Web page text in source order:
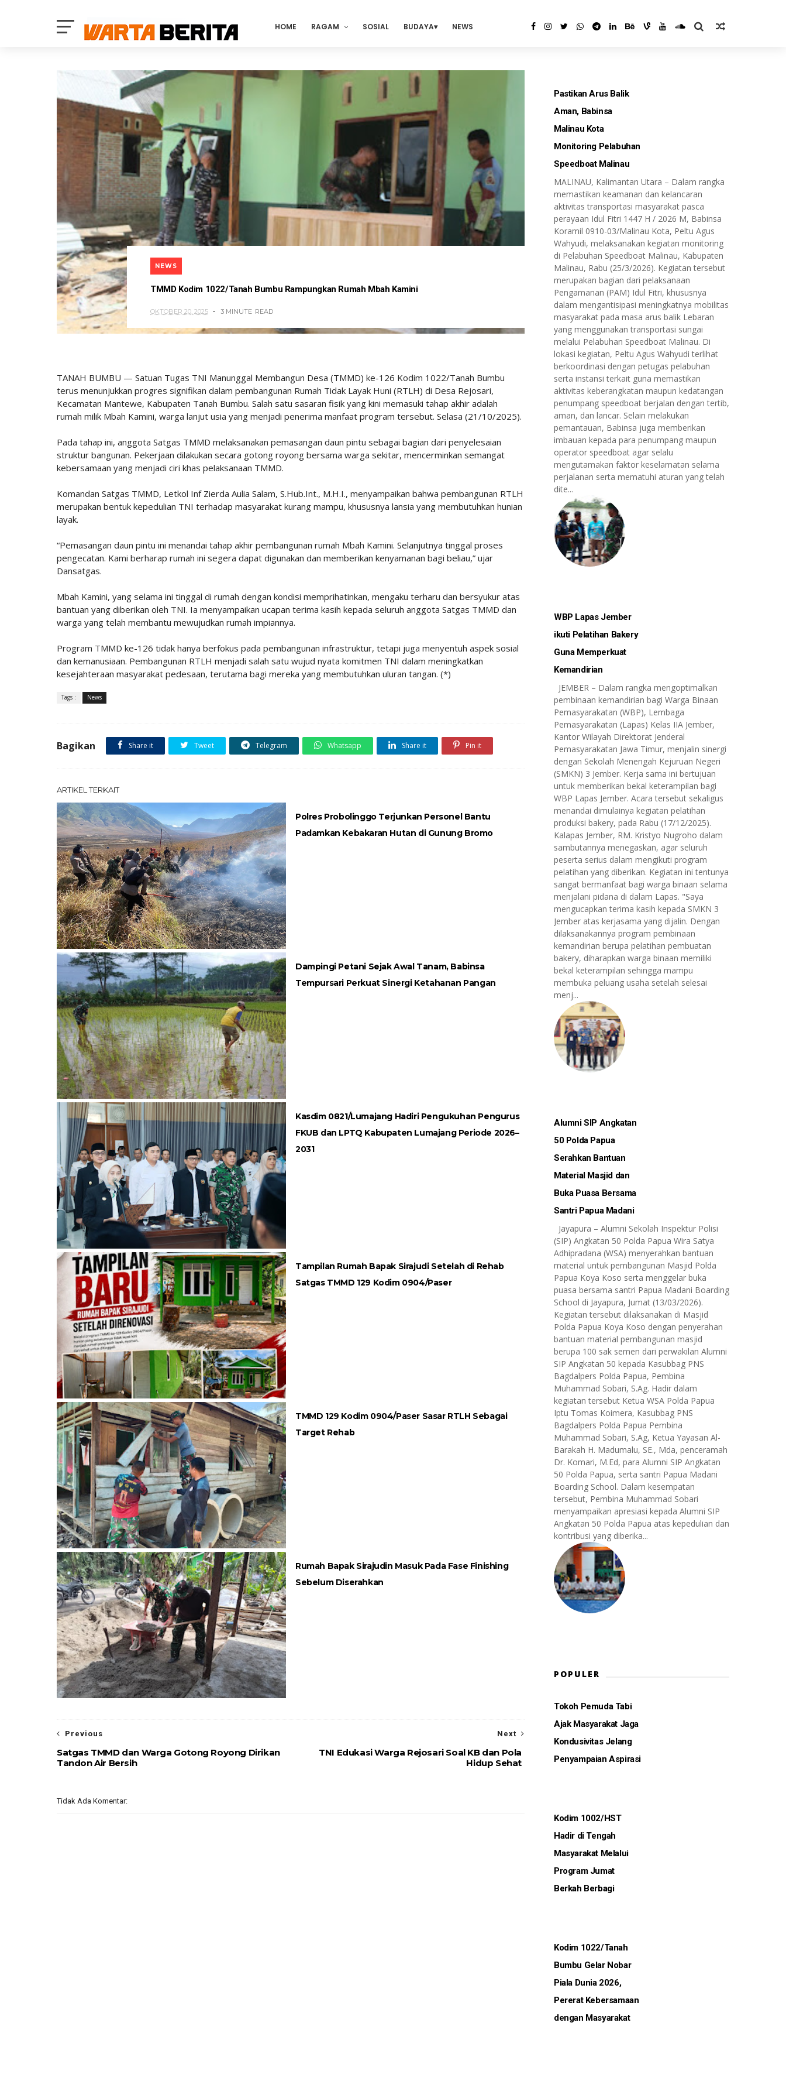
HOME RAGAM SOSIAL BUDAYA NEWS
NEWS
TMMD Kodim 1022/Tanah Bumbu Rampungkan Rumah Mbah Kamini
OKTOBER 20, 2025 3 MINUTE READ
TANAH BUMBU — Satuan Tugas TNI Manunggal Membangun Desa (TMMD) ke-126 Kodim 1022/Tanah Bumbu
terus menunjukkan progres signifikan dalam pembangunan Rumah Tidak Layak Huni (RTLH) di Desa Rejosari,
Kecamatan Mantewe, Kabupaten Tanah Bumbu. Salah satu sasaran fisik yang kini memasuki tahap akhir adalah
rumah milik Mbah Kamini, warga lanjut usia yang menjadi penerima manfaat program tersebut. Selasa (21/10/2025).
Pada tahap ini, anggota Satgas TMMD melaksanakan pemasangan daun pintu sebagai bagian dari penyelesaian
struktur bangunan. Pekerjaan dilakukan secara gotong royong bersama warga sekitar, mencerminkan semangat
kebersamaan yang menjadi ciri khas pelaksanaan TMMD.
Komandan Satgas TMMD, Letkol Inf Zierda Aulia Salam, S.Hub.Int., M.H.I., menyampaikan bahwa pembangunan RTLH
merupakan bentuk kepedulian TNI terhadap masyarakat kurang mampu, khususnya lansia yang membutuhkan hunian
layak.
“Pemasangan daun pintu ini menandai tahap akhir pembangunan rumah Mbah Kamini. Selanjutnya tinggal proses
pengecatan. Kami berharap rumah ini segera dapat digunakan dan memberikan kenyamanan bagi beliau,” ujar
Dansatgas.
Mbah Kamini, yang selama ini tinggal di rumah dengan kondisi memprihatinkan, mengaku terharu dan bersyukur atas
bantuan yang diberikan oleh TNI. Ia menyampaikan ucapan terima kasih kepada seluruh anggota Satgas TMMD dan
warga yang telah membantu mewujudkan rumah impiannya.
Program TMMD ke-126 tidak hanya berfokus pada pembangunan infrastruktur, tetapi juga menyentuh aspek sosial
dan kemanusiaan. Pembangunan RTLH menjadi salah satu wujud nyata komitmen TNI dalam meningkatkan
kesejahteraan masyarakat pedesaan, terutama bagi mereka yang membutuhkan uluran tangan. (*)
Tags : News
Bagikan Share it Tweet Telegram Whatsapp Share it Pin it
ARTIKEL TERKAIT
Polres Probolinggo Terjunkan Personel Bantu
Padamkan Kebakaran Hutan di Gunung Bromo
Dampingi Petani Sejak Awal Tanam, Babinsa
Tempursari Perkuat Sinergi Ketahanan Pangan
Kasdim 0821/Lumajang Hadiri Pengukuhan Pengurus
FKUB dan LPTQ Kabupaten Lumajang Periode 2026–
2031
Tampilan Rumah Bapak Sirajudi Setelah di Rehab
Satgas TMMD 129 Kodim 0904/Paser
TMMD 129 Kodim 0904/Paser Sasar RTLH Sebagai
Target Rehab
Rumah Bapak Sirajudin Masuk Pada Fase Finishing
Sebelum Diserahkan
Next
TNI Edukasi Warga Rejosari Soal KB dan Pola
Hidup Sehat
Previous
Satgas TMMD dan Warga Gotong Royong Dirikan
Tandon Air Bersih
Tidak Ada Komentar:
Pastikan Arus Balik
Aman, Babinsa
Malinau Kota
Monitoring Pelabuhan
Speedboat Malinau
MALINAU, Kalimantan Utara – Dalam rangka
memastikan keamanan dan kelancaran
aktivitas transportasi masyarakat pasca
perayaan Idul Fitri 1447 H / 2026 M, Babinsa
Koramil 0910-03/Malinau Kota, Peltu Agus
Wahyudi, melaksanakan kegiatan monitoring
di Pelabuhan Speedboat Malinau, Kabupaten
Malinau, Rabu (25/3/2026). Kegiatan tersebut
merupakan bagian dari pelaksanaan
Pengamanan (PAM) Idul Fitri, khususnya
dalam mengantisipasi meningkatnya mobilitas
masyarakat pada masa arus balik Lebaran
yang menggunakan transportasi sungai
melalui Pelabuhan Speedboat Malinau. Di
lokasi kegiatan, Peltu Agus Wahyudi terlihat
berkoordinasi dengan petugas pelabuhan
serta instansi terkait guna memastikan
aktivitas keberangkatan maupun kedatangan
penumpang speedboat berjalan dengan tertib,
aman, dan lancar. Selain melakukan
pemantauan, Babinsa juga memberikan
imbauan kepada para penumpang maupun
operator speedboat agar selalu
mengutamakan faktor keselamatan selama
perjalanan serta mematuhi aturan yang telah
dite...
WBP Lapas Jember
ikuti Pelatihan Bakery
Guna Memperkuat
Kemandirian
JEMBER – Dalam rangka mengoptimalkan
pembinaan kemandirian bagi Warga Binaan
Pemasyarakatan (WBP), Lembaga
Pemasyarakatan (Lapas) Kelas IIA Jember,
Kantor Wilayah Direktorat Jenderal
Pemasyarakatan Jawa Timur, menjalin sinergi
dengan Sekolah Menengah Kejuruan Negeri
(SMKN) 3 Jember. Kerja sama ini bertujuan
untuk memberikan bekal keterampilan bagi
WBP Lapas Jember. Acara tersebut sekaligus
menandai dimulainya kegiatan pelatihan
produksi bakery, pada Rabu (17/12/2025).
Kalapas Jember, RM. Kristyo Nugroho dalam
sambutannya menegaskan, agar seluruh
peserta serius dalam mengikuti program
pelatihan yang diberikan. Kegiatan ini tentunya
sangat bermanfaat bagi warga binaan selama
menjalani pidana di dalam Lapas. "Saya
mengucapkan terima kasih kepada SMKN 3
Jember atas kerjasama yang dijalin. Dengan
dilaksanakannya program pembinaan
kemandirian berupa pelatihan pembuatan
bakery, diharapkan warga binaan memiliki
bekal keterampilan sehingga mampu
membuka peluang usaha setelah selesai
menj...
Alumni SIP Angkatan
50 Polda Papua
Serahkan Bantuan
Material Masjid dan
Buka Puasa Bersama
Santri Papua Madani
Jayapura – Alumni Sekolah Inspektur Polisi
(SIP) Angkatan 50 Polda Papua Wira Satya
Adhipradana (WSA) menyerahkan bantuan
material untuk pembangunan Masjid Polda
Papua Koya Koso serta menggelar buka
puasa bersama santri Papua Madani Boarding
School di Jayapura, Jumat (13/03/2026).
Kegiatan tersebut dilaksanakan di Masjid
Polda Papua Koya Koso dengan penyerahan
bantuan material pembangunan masjid
berupa 100 sak semen dari perwakilan Alumni
SIP Angkatan 50 kepada Kasubbag PNS
Bagdalpers Polda Papua, Pembina
Muhammad Sobari, S.Ag. Hadir dalam
kegiatan tersebut Ketua WSA Polda Papua
Iptu Tomas Koimera, Kasubbag PNS
Bagdalpers Polda Papua Pembina
Muhammad Sobari, S.Ag, Ketua Yayasan Al-
Barakah H. Madumalu, SE., Mda, penceramah
Dr. Komari, M.Ed, para Alumni SIP Angkatan
50 Polda Papua, serta santri Papua Madani
Boarding School. Dalam kesempatan
tersebut, Pembina Muhammad Sobari
menyampaikan apresiasi kepada Alumni SIP
Angkatan 50 Polda Papua atas kepedulian dan
kontribusi yang diberika...
POPULER
Tokoh Pemuda Tabi
Ajak Masyarakat Jaga
Kondusivitas Jelang
Penyampaian Aspirasi
Kodim 1002/HST
Hadir di Tengah
Masyarakat Melalui
Program Jumat
Berkah Berbagi
Kodim 1022/Tanah
Bumbu Gelar Nobar
Piala Dunia 2026,
Pererat Kebersamaan
dengan Masyarakat